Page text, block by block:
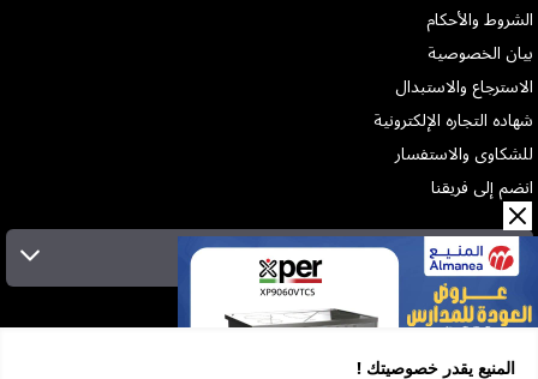
المنيع يقدر خصوصيتك !
الشروط والأحكام
بيان الخصوصية
الاسترجاع والاستبدال
شهاده التجاره الإلكترونية
للشكاوى والاستفسار
انضم إلى فريقنا
الإشتراك بالنشرة البريدية